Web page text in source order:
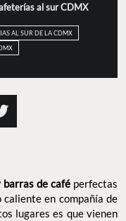
al sur CDMX
AL SUR DE LA CDMX
de caféperfectas
en compañía de
lugares es que vienen